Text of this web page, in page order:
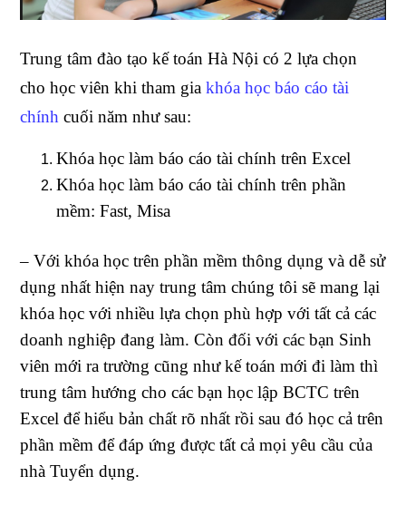
Trung tâm đào tạo kế toán Hà Nội có 2 lựa chọn
cho học viên khi tham giakhóa học báo cáo tài
chính cuối năm như sau:
Khóa học làm báo cáo tài chính trên Excel
Khóa học làm báo cáo tài chính trên phần
mềm: Fast, Misa
– Với khóa học trên phần mềm thông dụng và dễ sử
dụng nhất hiện nay trung tâm chúng tôi sẽ mang lại
khóa học với nhiều lựa chọn phù hợp với tất cả các
doanh nghiệp đang làm. Còn đối với các bạn Sinh
viên mới ra trường cũng như kế toán mới đi làm thì
trung tâm hướng cho các bạn học lập BCTC trên
Excel để hiểu bản chất rõ nhất rồi sau đó học cả trên
phần mềm để đáp ứng được tất cả mọi yêu cầu của
nhà Tuyển dụng.